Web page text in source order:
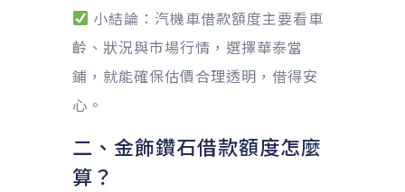
小結論：汽機車借款額度主要看車
齡、狀況與市場行情，選擇華泰當
鋪，就能確保估價合理透明，借得安
心。
二、金飾鑽石借款額度怎麼
算？